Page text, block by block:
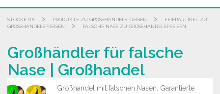
STOCKETIK > PRODUKTE ZU GROSSHANDELSPREISEN >
FEIERARTIKEL ZU
GROSSHANDELSPREISEN
> FALSCHE NASE ZU GROSSHANDELSPREISEN
Großhändler für falsche
Nase | Großhandel
Großhandel mit falschen Nasen. Garantierte